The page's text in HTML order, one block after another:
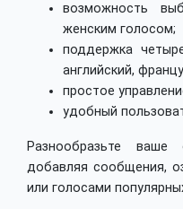
возможность
женским голосом;
поддержка
английский,
простое
удобный
Разнообразьте
добавляя сообщения,
или голосами